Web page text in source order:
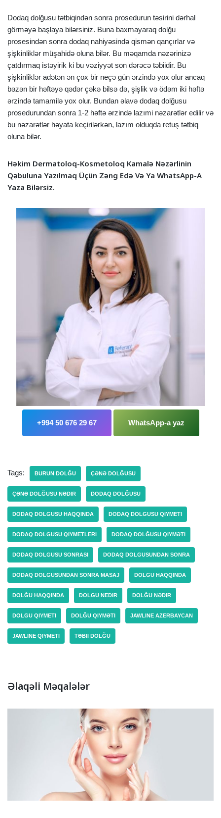
Dodaq dolğusu tətbiqindən sonra prosedurun təsirini dərhal
görməyə başlaya bilərsiniz. Buna baxmayaraq dolğu
prosesindən sonra dodaq nahiyəsində qismən qançırlar və
şişkinliklər müşahidə oluna bilər. Bu məqamda nəzərinizə
çatdırmaq istəyirik ki bu vəziyyət son dərəcə təbiidir. Bu
şişkinliklər adətən ən çox bir neçə gün ərzində yox olur ancaq
bəzən bir həftəyə qədər çəkə bilsə də, şişlik və ödəm iki həftə
ərzində tamamilə yox olur. Bundan əlavə dodaq dolğusu
prosedurundan sonra 1-2 həftə ərzində lazımi nəzarətlər edilir və
bu nəzarətlər həyata keçirilərkən, lazım olduqda retuş tətbiq
oluna bilər.
Həkim Dermatoloq-Kosmetoloq Kamalə Nəzərlinin
Qəbuluna Yazılmaq Üçün Zəng Edə Və Ya WhatsApp-A
Yaza Bilərsiz.
+994 50 676 29 67 WhatsApp-a yaz
Tags: BURUN DOLĞU ÇƏNƏ DOLĞUSU
ÇƏNƏ DOLĞUSU NƏDIR DODAQ DOLĞUSU
DODAQ DOLGUSU HAQQINDA DODAQ DOLGUSU QIYMETI
DODAQ DOLGUSU QIYMETLERI DODAQ DOLĞUSU QIYMƏTI
DODAQ DOLGUSU SONRASI DODAQ DOLGUSUNDAN SONRA
DODAQ DOLGUSUNDAN SONRA MASAJ DOLGU HAQQINDA
DOLĞU HAQQINDA DOLGU NEDIR DOLĞU NƏDIR
DOLGU QIYMETI DOLĞU QIYMƏTI JAWLINE AZERBAYCAN
JAWLINE QIYMETI TƏBII DOLĞU
Əlaqəli Məqalələr